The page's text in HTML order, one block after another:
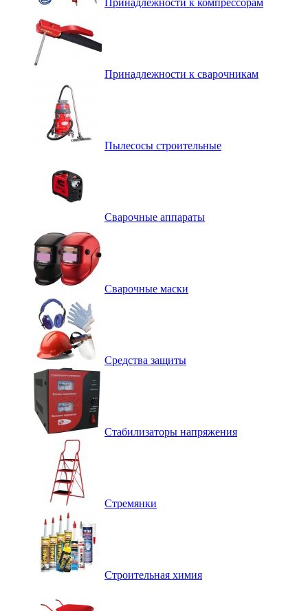
Принадлежности к компрессорам
Принадлежности к сварочникам
Пылесосы строительные
Сварочные аппараты
Сварочные маски
Средства защиты
Стабилизаторы напряжения
Стремянки
Строительная химия